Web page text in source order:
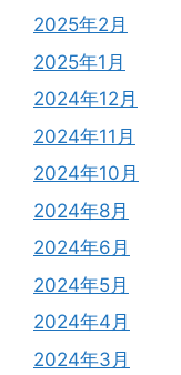
2025年2月
2025年1月
2024年12月
2024年11月
2024年10月
2024年8月
2024年6月
2024年5月
2024年4月
2024年3月